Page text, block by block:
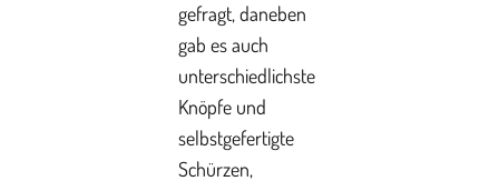
gefragt, daneben
gab es auch
unterschiedlichste
Knöpfe und
selbstgefertigte
Schürzen,